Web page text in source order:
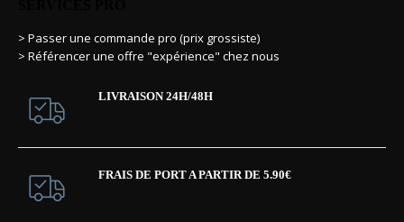
> Passer une commande pro (prix grossiste)
> Référencer une offre "expérience" chez nous
LIVRAISON 24H/48H
FRAIS DE PORT A PARTIR DE 5.90€